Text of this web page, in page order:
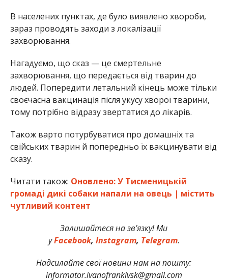
В населених пунктах, де було виявлено хвороби,
зараз проводять заходи з локалізації
захворювання.
Нагадуємо, що сказ — це смертельне
захворювання, що передається від тварин до
людей. Попередити летальний кінець може тільки
своєчасна вакцинація після укусу хворої тварини,
тому потрібно відразу звертатися до лікарів.
Також варто потурбуватися про домашніх та
свійських тварин й попередньо їх вакцинувати від
сказу.
Читати також: Оновлено: У Тисменицькій
громаді дикі собаки напали на овець | містить
чутливий контент
Залишайтеся на зв’язку! Ми
уFacebook, Instagram, Telegram.
Надсилайте свої новини нам на пошту:
informator.ivanofrankivsk@gmail.com